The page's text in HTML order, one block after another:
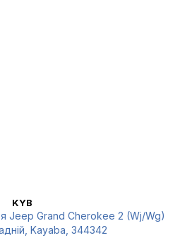
KYB
Jeep Grand Cherokee 2 (Wj/Wg)
Kayaba, 344342